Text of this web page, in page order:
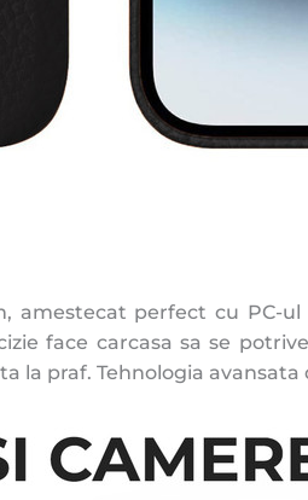
amestecat perfect cu
face carcasa sa se
la praf. Tehnologia